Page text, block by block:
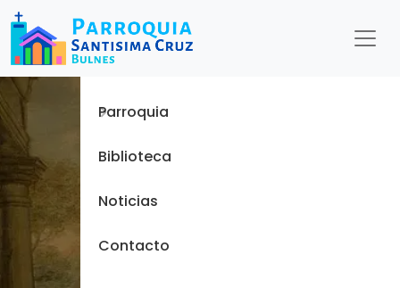
Menu
Inicio
Parroquia
Biblioteca
Noticias
Contacto